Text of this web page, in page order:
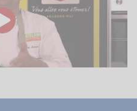
Voir la vidéo